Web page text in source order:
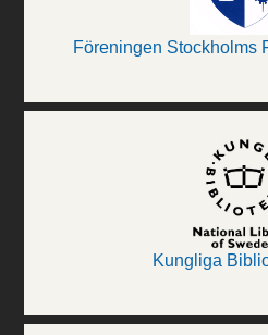
Föreningen Stockholms
Kungliga